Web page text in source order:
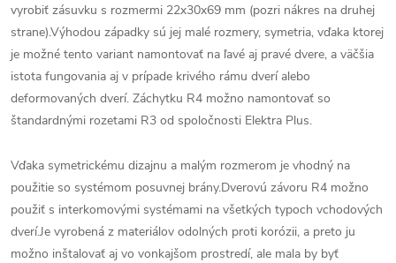
vyrobiť zásuvku s rozmermi 22x30x69 mm (pozri nákres na druhej
strane).Výhodou západky sú jej malé rozmery, symetria, vďaka ktorej
je možné tento variant namontovať na ľavé aj pravé dvere, a väčšia
istota fungovania aj v prípade krivého rámu dverí alebo
deformovaných dverí. Záchytku R4 možno namontovať so
štandardnými rozetami R3 od spoločnosti Elektra Plus.
Vďaka symetrickému dizajnu a malým rozmerom je vhodný na
použitie so systémom posuvnej brány.Dverovú závoru R4 možno
použiť s interkomovými systémami na všetkých typoch vchodových
dverí.Je vyrobená z materiálov odolných proti korózii, a preto ju
možno inštalovať aj vo vonkajšom prostredí, ale mala by byť